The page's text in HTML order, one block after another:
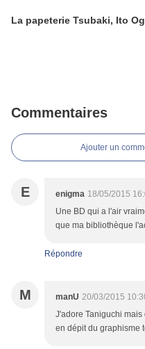
La papeterie Tsubaki, Ito
Commentaires
Ajouter un
E enigma 18/05/2015
Une BD qui a l'air
que ma bibliothèque
Répondre
M manU 20/03/2015
J'adore Taniguchi
en dépit du graphisme